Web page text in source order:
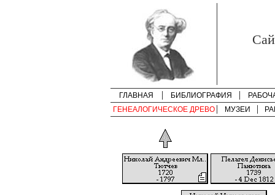
ГЛАВНАЯ БИБЛИОГРАФИЯ
ГЕНЕАЛОГИЧЕСКОЕ ДРЕВО
МУЗЕИ